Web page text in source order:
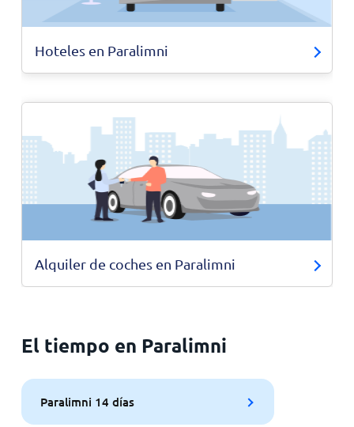
Hoteles en Paralimni
Alquiler de coches en Paralimni
El tiempo en Paralimni
Paralimni 14 días